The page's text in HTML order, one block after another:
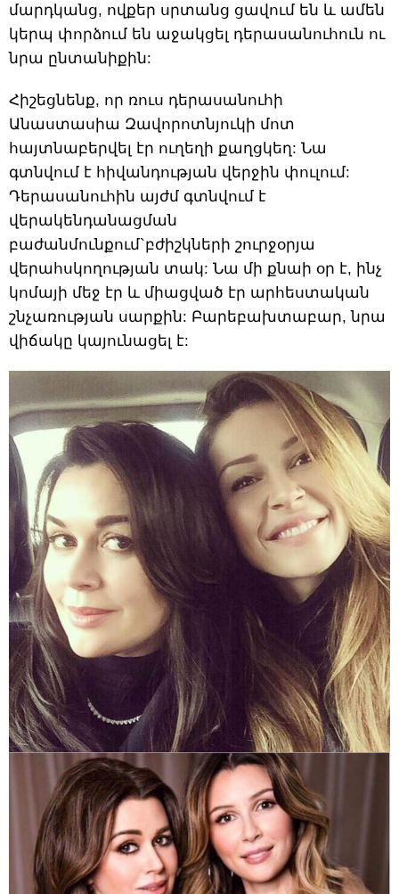
մարդկանց, ովքեր սրտանց ցավում են և ամեն
կերպ փորձում են աջակցել դերասանուհուն ու
նրա ընտանիքին:
Հիշեցնենք, որ ռուս դերասանուհի
Անաստասիա Զավորոտնյուկի մոտ
հայտնաբերվել էր ուղեղի քաղցկեղ: Նա
գտնվում է հիվանդության վերջին փուլում:
Դերասանուհին այժմ գտնվում է
վերակենդանացման
բաժանմունքում`բժիշկների շուրջօրյա
վերահսկողության տակ: Նա մի քնաի օր է, ինչ
կոմայի մեջ էր և միացված էր արհեստական
շնչառության սարքին: Բարեբախտաբար, նրա
վիճակը կայունացել է: